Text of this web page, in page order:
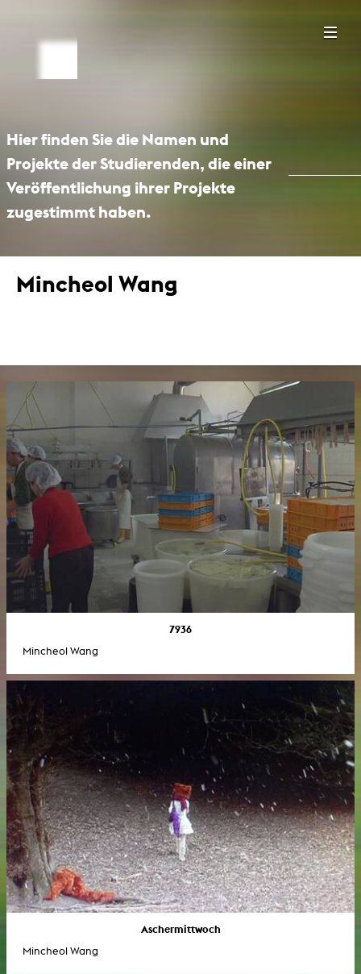
Hier finden Sie die Namen und
Projekte der Studierenden, die einer
Veröffentlichung ihrer Projekte
zugestimmt haben.
Mincheol Wang
7936
Mincheol Wang
Aschermittwoch
Mincheol Wang